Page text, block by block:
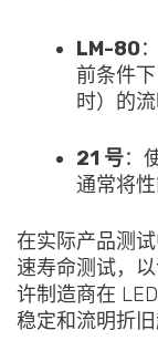
LM-80
前条件
时）的流
21 号：
通常将性
在实际产品测
速寿命测试，
许制造商在
稳定和流明折旧